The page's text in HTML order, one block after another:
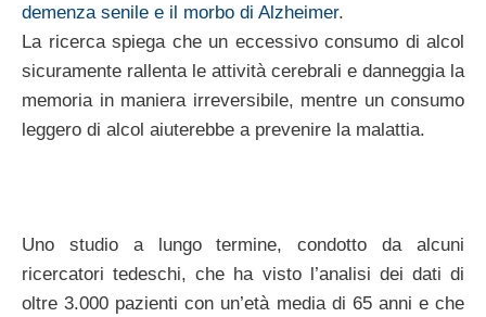
demenza senile e il morbo di Alzheimer.
La ricerca spiega che un eccessivo consumo di alcol
sicuramente rallenta le attività cerebrali e danneggia la
memoria in maniera irreversibile, mentre un consumo
leggero di alcol aiuterebbe a prevenire la malattia.
Uno studio a lungo termine, condotto da alcuni
ricercatori tedeschi, che ha visto l’analisi dei dati di
oltre 3.000 pazienti con un’età media di 65 anni e che